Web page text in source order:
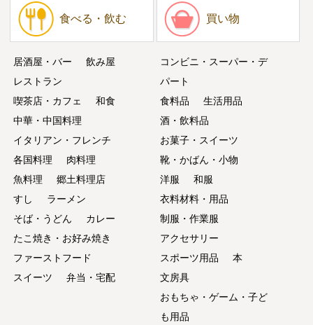
食べる・飲む
居酒屋・バー
飲み屋
レストラン
喫茶店・カフェ
和食
中華・中国料理
イタリアン・フレンチ
各国料理
肉料理
魚料理
郷土料理店
すし
ラーメン
そば・うどん
カレー
たこ焼き・お好み焼き
ファーストフード
スイーツ
弁当・宅配
買い物
コンビニ・スーパー・デ
パート
食料品
生活用品
酒・飲料品
お菓子・スイーツ
靴・かばん・小物
洋服
和服
衣料材料・用品
制服・作業服
アクセサリー
スポーツ用品
本
文房具
おもちゃ・ゲーム・子ど
も用品